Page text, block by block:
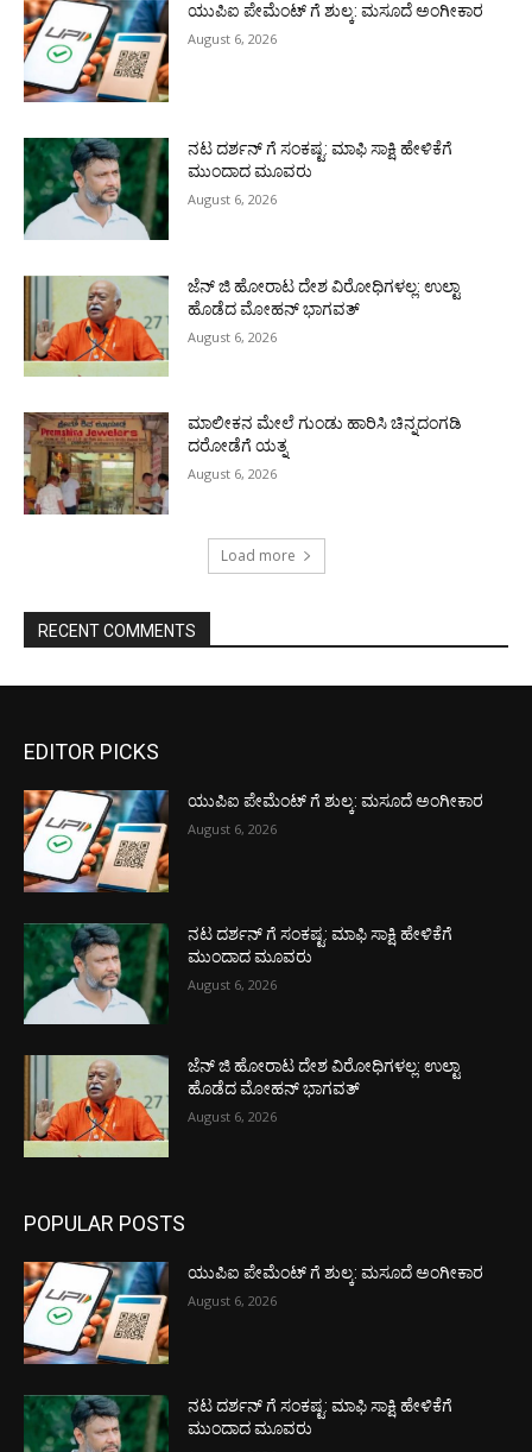
ಯುಪಿಐ ಪೇಮೆಂಟ್ ಗೆ ಶುಲ್ಕ: ಮಸೂದೆ ಅಂಗೀಕಾರ
August 6, 2026
ನಟ ದರ್ಶನ್ ಗೆ ಸಂಕಷ್ಟ: ಮಾಫಿ ಸಾಕ್ಷಿ ಹೇಳಿಕೆಗೆ
ಮುಂದಾದ ಮೂವರು
August 6, 2026
ಜೆನ್ ಜಿ ಹೋರಾಟ ದೇಶ ವಿರೋಧಿಗಳಲ್ಲ: ಉಲ್ಟಾ
ಹೊಡೆದ ಮೋಹನ್ ಭಾಗವತ್
August 6, 2026
ಮಾಲೀಕನ ಮೇಲೆ ಗುಂಡು ಹಾರಿಸಿ ಚಿನ್ನದಂಗಡಿ
ದರೋಡೆಗೆ ಯತ್ನ
August 6, 2026
Load more
RECENT COMMENTS
EDITOR PICKS
ಯುಪಿಐ ಪೇಮೆಂಟ್ ಗೆ ಶುಲ್ಕ: ಮಸೂದೆ ಅಂಗೀಕಾರ
August 6, 2026
ನಟ ದರ್ಶನ್ ಗೆ ಸಂಕಷ್ಟ: ಮಾಫಿ ಸಾಕ್ಷಿ ಹೇಳಿಕೆಗೆ
ಮುಂದಾದ ಮೂವರು
August 6, 2026
ಜೆನ್ ಜಿ ಹೋರಾಟ ದೇಶ ವಿರೋಧಿಗಳಲ್ಲ: ಉಲ್ಟಾ
ಹೊಡೆದ ಮೋಹನ್ ಭಾಗವತ್
August 6, 2026
POPULAR POSTS
ಯುಪಿಐ ಪೇಮೆಂಟ್ ಗೆ ಶುಲ್ಕ: ಮಸೂದೆ ಅಂಗೀಕಾರ
August 6, 2026
ನಟ ದರ್ಶನ್ ಗೆ ಸಂಕಷ್ಟ: ಮಾಫಿ ಸಾಕ್ಷಿ ಹೇಳಿಕೆಗೆ
ಮುಂದಾದ ಮೂವರು